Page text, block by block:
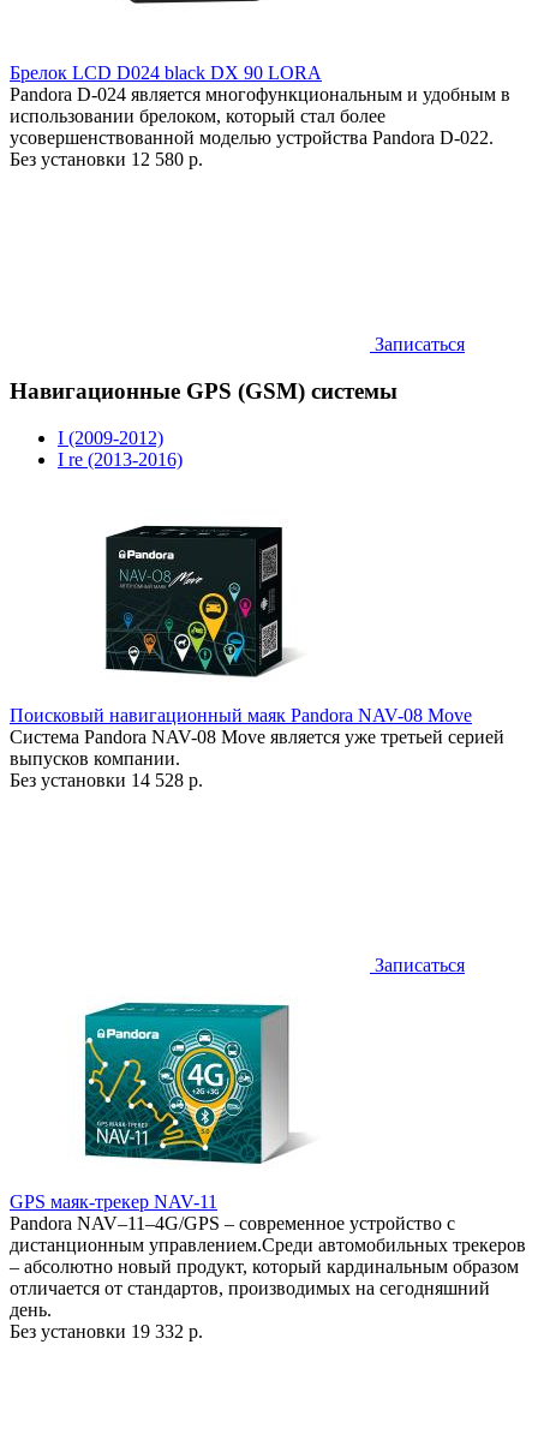
Брелок LCD D024 black DX 90 LORA
Pandora D-024 является многофункциональным и удобным в
использовании брелоком, который стал более
усовершенствованной моделью устройства Pandora D-022.
Без установки 12 580 р.
Записаться
Навигационные GPS (GSM) системы
I (2009-2012)
I re (2013-2016)
Поисковый навигационный маяк Pandora NAV-08 Move
Система Pandora NAV-08 Move является уже третьей серией
выпусков компании.
Без установки 14 528 р.
Записаться
GPS маяк-трекер NAV-11
Pandora NAV–11–4G/GPS – современное устройство с
дистанционным управлением.Среди автомобильных трекеров
– абсолютно новый продукт, который кардинальным образом
отличается от стандартов, производимых на сегодняшний
день.
Без установки 19 332 р.